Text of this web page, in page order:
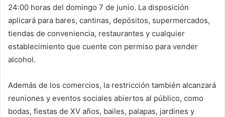
24:00 horas del domingo 7 de junio. La disposición
aplicará para bares, cantinas, depósitos, supermercados,
tiendas de conveniencia, restaurantes y cualquier
establecimiento que cuente con permiso para vender
alcohol.
Además de los comercios, la restricción también alcanzará
reuniones y eventos sociales abiertos al público, como
bodas, fiestas de XV años, bailes, palapas, jardines y